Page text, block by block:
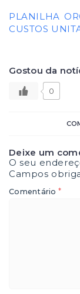
PLANILHA
CUSTOS
Gostou da
0
Deixe um
O seu
Campos
Comentário *